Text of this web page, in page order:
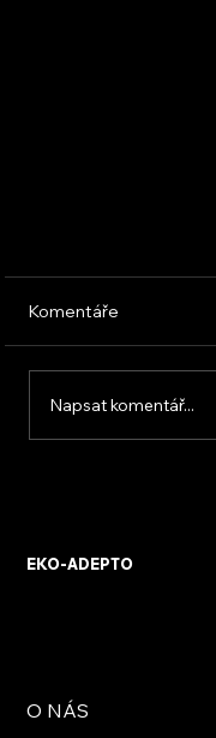
Komentáře
Napsat komentář...
EKO-ADEPTO
O NÁS